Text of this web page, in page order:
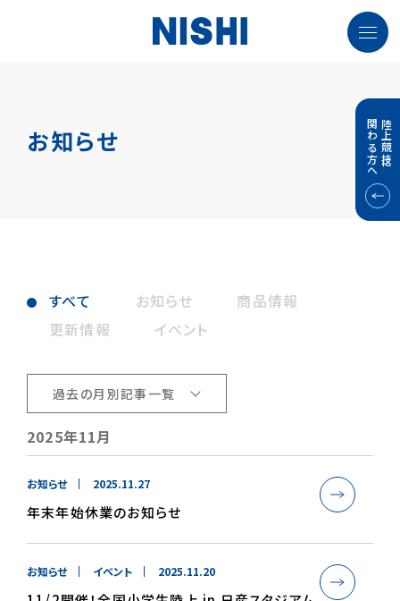
陸上競技に
関わる方へ
お知らせ
すべて お知らせ
商品情報
更新情報
イベント
2025年11月
お知らせ 2025.11.27
年末年始休業のお知らせ
お知らせ イベント 2025.11.20